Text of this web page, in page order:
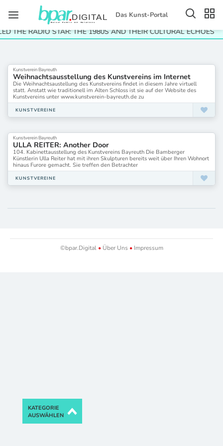
Das Kunst-Portal
THE RADIO STAR: THE 1980S AND THEIR CULTURAL ECHOES
Kunstverein Bayreuth
Weihnachtsausstellung des Kunstvereins im Internet
Die Weihnachtsaustellung des Kunstvereins findet in diesem Jahre virtuell
statt. Anstatt wie traditionell im Alten Schloss ist sie auf der Website des
Kunstvereins unter www.kunstverein-bayreuth.de zu
KUNSTVEREINE
Kunstverein Bayreuth
ULLA REITER: Another Door
104. Kabinettausstellung des Kunstvereins Bayreuth Die Bamberger
Künstlerin Ulla Reiter hat mit ihren Skulpturen bereits weit über Ihren Wohnort
hinaus Furore gemacht. Sie treffen den Betrachter
KUNSTVEREINE
©bpar.Digital •Über Uns •Impressum
KATEGORIE
AUSWÄHLEN